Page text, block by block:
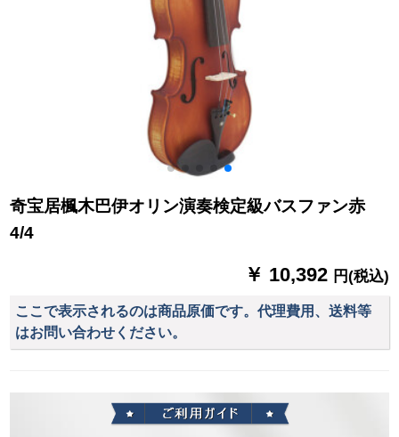
奇宝居楓木巴伊オリン演奏検定級バスファン赤
4/4
￥ 10,392 円(税込)
ここで表示されるのは商品原価です。代理費用、送料等
はお問い合わせください。